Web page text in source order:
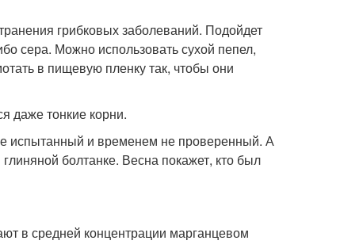
грибковых заболеваний. Подойдет
сера. Можно использовать сухой пепел,
в пищевую пленку так, чтобы они
даже тонкие корни.
испытанный и временем не проверенный. А
болтанке. Весна покажет, кто был
в средней концентрации марганцевом